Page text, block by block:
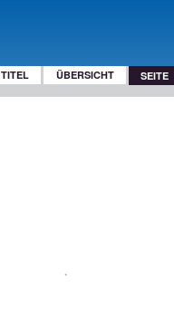
TITEL ÜBERSICHT SEITE